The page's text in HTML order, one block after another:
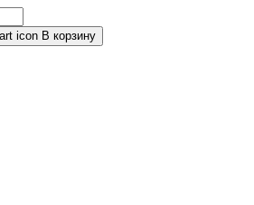
В корзину